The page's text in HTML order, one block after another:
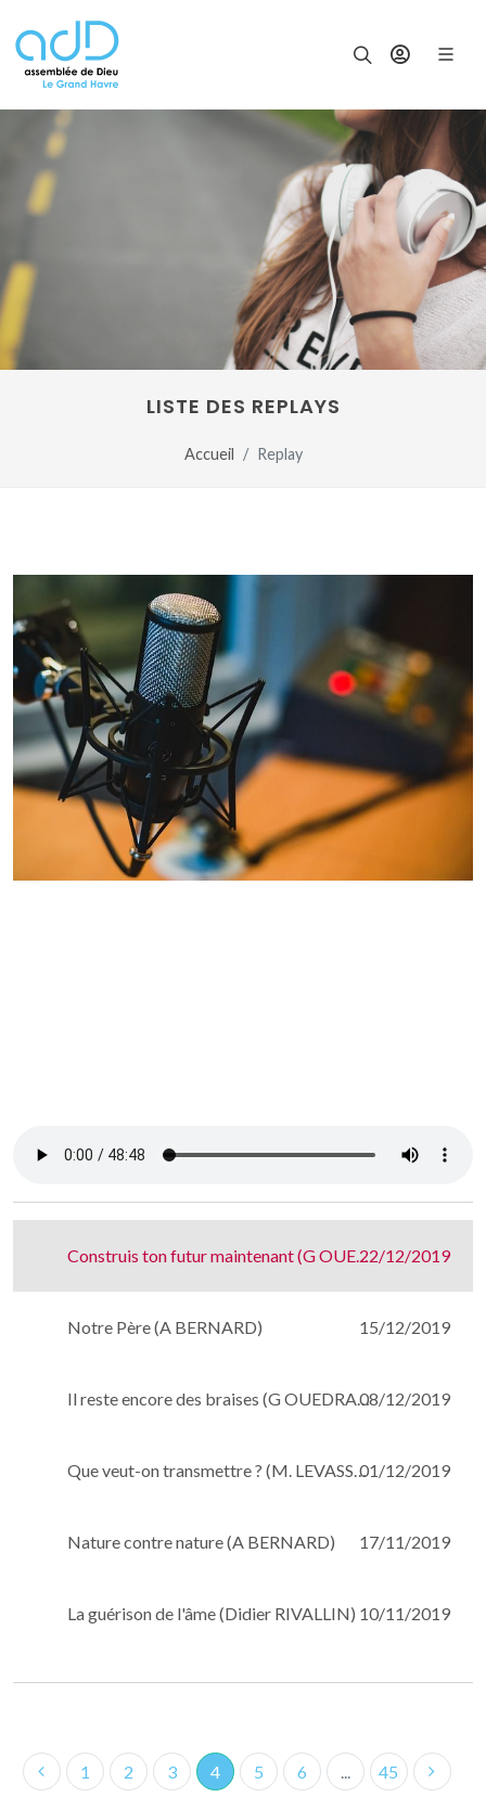
LISTE DES REPLAYS
Accueil Replay
Construis ton futur maintenant (G OUEDRAOGO)22/12/2019
Notre Père (A BERNARD) 15/12/2019
Il reste encore des braises (G OUEDRAOGO)
08/12/2019
Que veut-on transmettre ? (M. LEVASSEUR)01/12/2019
Nature contre nature (A BERNARD) 17/11/2019
La guérison de l'âme (Didier RIVALLIN) 10/11/2019
1 2 3 4 5 6 ... 45